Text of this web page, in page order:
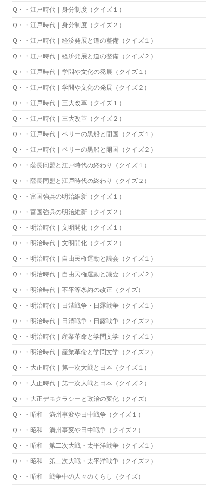
Ｑ・・江戸時代｜身分制度（クイズ１）
Ｑ・・江戸時代｜身分制度（クイズ２）
Ｑ・・江戸時代｜経済発展と道の整備（クイズ１）
Ｑ・・江戸時代｜経済発展と道の整備（クイズ２）
Ｑ・・江戸時代｜学問や文化の発展（クイズ１）
Ｑ・・江戸時代｜学問や文化の発展（クイズ２）
Ｑ・・江戸時代｜三大改革（クイズ１）
Ｑ・・江戸時代｜三大改革（クイズ２）
Ｑ・・江戸時代｜ペリーの黒船と開国（クイズ１）
Ｑ・・江戸時代｜ペリーの黒船と開国（クイズ２）
Ｑ・・薩長同盟と江戸時代の終わり（クイズ１）
Ｑ・・薩長同盟と江戸時代の終わり（クイズ２）
Ｑ・・富国強兵の明治維新（クイズ１）
Ｑ・・富国強兵の明治維新（クイズ２）
Ｑ・・明治時代｜文明開化（クイズ１）
Ｑ・・明治時代｜文明開化（クイズ２）
Ｑ・・明治時代｜自由民権運動と議会（クイズ１）
Ｑ・・明治時代｜自由民権運動と議会（クイズ２）
Ｑ・・明治時代｜不平等条約の改正（クイズ）
Ｑ・・明治時代｜日清戦争・日露戦争（クイズ１）
Ｑ・・明治時代｜日清戦争・日露戦争（クイズ２）
Ｑ・・明治時代｜産業革命と学問文学（クイズ１）
Ｑ・・明治時代｜産業革命と学問文学（クイズ２）
Ｑ・・大正時代｜第一次大戦と日本（クイズ１）
Ｑ・・大正時代｜第一次大戦と日本（クイズ２）
Ｑ・・大正デモクラシーと政治の変化（クイズ）
Ｑ・・昭和｜満州事変や日中戦争（クイズ１）
Ｑ・・昭和｜満州事変や日中戦争（クイズ２）
Ｑ・・昭和｜第二次大戦・太平洋戦争（クイズ１）
Ｑ・・昭和｜第二次大戦・太平洋戦争（クイズ２）
Ｑ・・昭和｜戦争中の人々のくらし（クイズ）